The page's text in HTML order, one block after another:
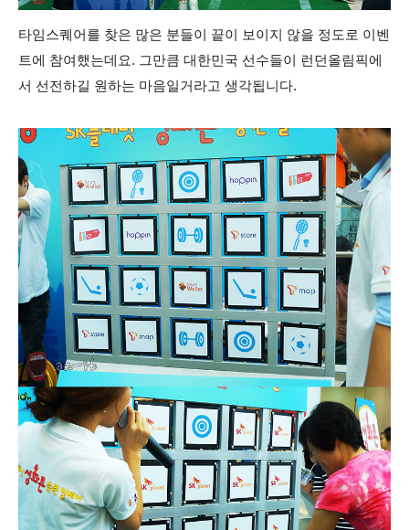
타임스퀘어를 찾은 많은 분들이 끝이 보이지 않을 정도로 이벤
트에 참여했는데요. 그만큼 대한민국 선수들이 런던올림픽에
서 선전하길 원하는 마음일거라고 생각됩니다.